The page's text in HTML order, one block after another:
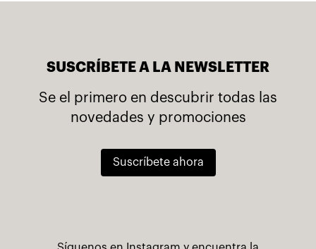
SUSCRÍBETE A LA NEWSLETTER
Se el primero en descubrir todas las
novedades y promociones
Suscríbete ahora